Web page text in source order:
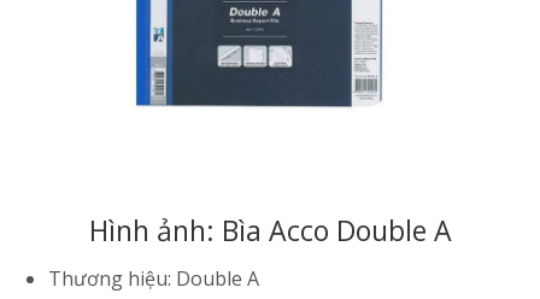
Hình ảnh: Bìa Acco Double A
Thương hiệu: Double A